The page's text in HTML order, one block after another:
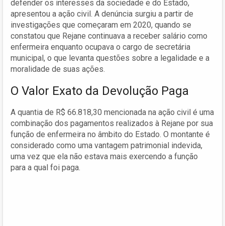
defender os interesses da sociedade e do Estado,
apresentou a ação civil. A denúncia surgiu a partir de
investigações que começaram em 2020, quando se
constatou que Rejane continuava a receber salário como
enfermeira enquanto ocupava o cargo de secretária
municipal, o que levanta questões sobre a legalidade e a
moralidade de suas ações.
O Valor Exato da Devolução Paga
A quantia de R$ 66.818,30 mencionada na ação civil é uma
combinação dos pagamentos realizados à Rejane por sua
função de enfermeira no âmbito do Estado. O montante é
considerado como uma vantagem patrimonial indevida,
uma vez que ela não estava mais exercendo a função
para a qual foi paga.